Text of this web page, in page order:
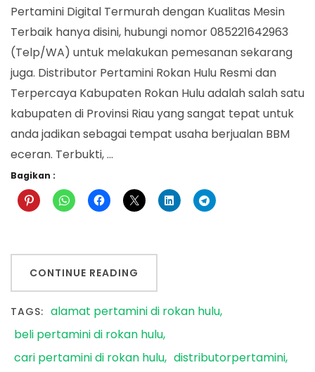
Hulu
Pertamini Digital Termurah dengan Kualitas Mesin
Terbaik hanya disini, hubungi nomor 085221642963
(Telp/WA) untuk melakukan pemesanan sekarang
juga. Distributor Pertamini Rokan Hulu Resmi dan
Terpercaya Kabupaten Rokan Hulu adalah salah satu
kabupaten di Provinsi Riau yang sangat tepat untuk
anda jadikan sebagai tempat usaha berjualan BBM
eceran. Terbukti, …
Bagikan :
CONTINUE READING
TAGS: alamat pertamini di rokan hulu
beli pertamini di rokan hulu
cari pertamini di rokan hulu distributorpertamini